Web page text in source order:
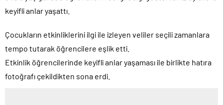
keyifli anlar yaşattı.
Çocukların etkinliklerini ilgi ile izleyen veliler seçili zamanlara
tempo tutarak öğrencilere eşlik etti.
Etkinlik öğrencilerinde keyifli anlar yaşaması ile birlikte hatıra
fotoğrafı çekildikten sona erdi.